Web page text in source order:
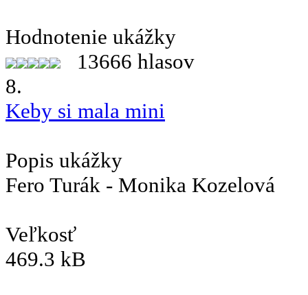
Hodnotenie ukážky
13666 hlasov
8.
Keby si mala mini
Popis ukážky
Fero Turák - Monika Kozelová
Veľkosť
469.3 kB